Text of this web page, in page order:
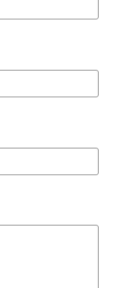
利用停止・消
個人情報相談
法令にしたがっ
管理を実施す
いを実現するた
個人情報保護
て社内に周知徹